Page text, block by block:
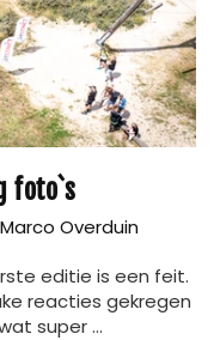
foto`s
Marco Overduin
editie is een feit.
reacties gekregen
super ...